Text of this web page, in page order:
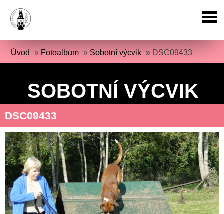
Úvod » Fotoalbum » Sobotní výcvik » DSC09433
SOBOTNÍ VÝCVIK
DSC09433